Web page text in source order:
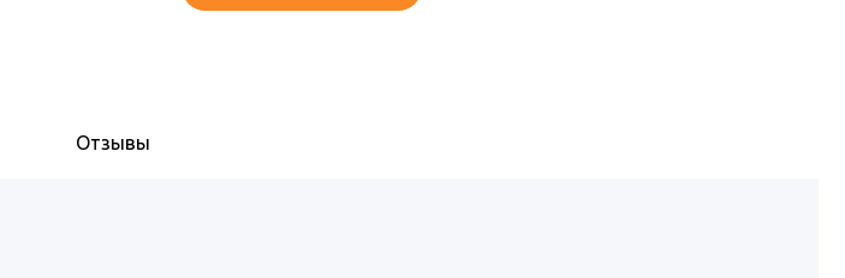
Отзывы